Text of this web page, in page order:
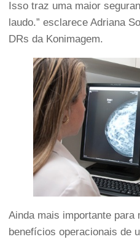
Isso traz uma maior
laudo.” esclarece Adriana
DRs da Konimagem.
Ainda mais importante para
benefícios operacionais de